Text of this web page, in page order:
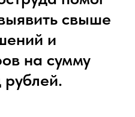
свыше
и
на сумму